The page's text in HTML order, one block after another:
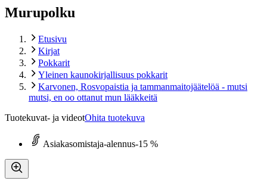
Murupolku
Etusivu
Kirjat
Pokkarit
Yleinen kaunokirjallisuus pokkarit
Karvonen, Rosvopaistia ja tammanmaitojäätelöä - mutsi
mutsi, en oo ottanut mun lääkkeitä
Tuotekuvat- ja videotOhita tuotekuva
Asiakasomistaja-alennus-15 %